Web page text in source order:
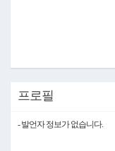
프로필
- 발언자 정보가 없습니다.